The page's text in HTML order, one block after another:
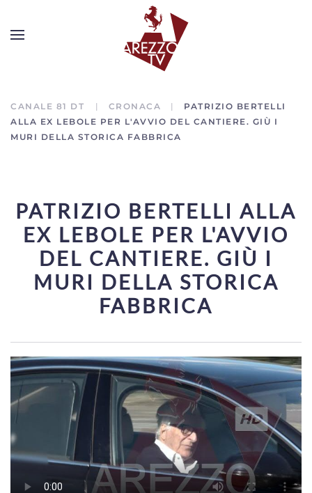
CANALE 81 DT CRONACA
PATRIZIO BERTELLI
ALLA EX LEBOLE PER L'AVVIO DEL CANTIERE. GIÙ I
MURI DELLA STORICA FABBRICA
PATRIZIO BERTELLI ALLA
EX LEBOLE PER L'AVVIO
DEL CANTIERE. GIÙ I
MURI DELLA STORICA
FABBRICA